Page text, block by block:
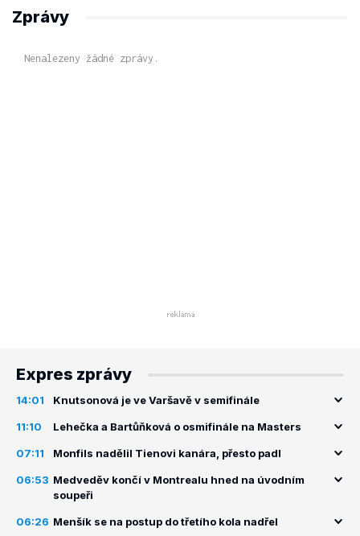
Zprávy
Nenalezeny žádné zprávy.
Expres zprávy
14:01 Knutsonová je ve Varšavě v semifinále
11:10 Lehečka a Bartůňková o osmifinále na Masters
07:11 Monfils nadělil Tienovi kanára, přesto padl
06:53 Medveděv končí v Montrealu hned na úvodním
soupeři
06:26 Menšík se na postup do třetího kola nadřel